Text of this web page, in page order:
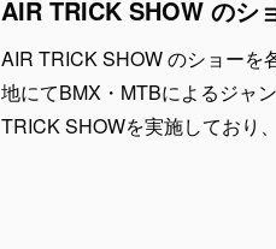
AIR TRICK SHOW のショーを
地にてBMX・MTBによるジャ
TRICK SHOWを実施しており